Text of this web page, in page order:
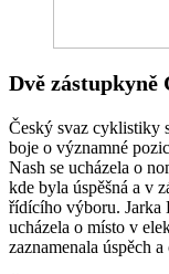
Dvě zástupkyně
Český svaz cyklistiky
boje o významné
Nash se ucházela o
kde byla úspěšná a v
řídícího výboru. Jarka
ucházela o místo v
zaznamenala úspěch